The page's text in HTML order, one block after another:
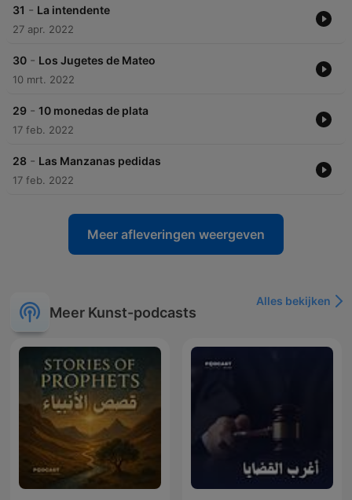
31 - La intendente
27 apr. 2022
30 - Los Jugetes de Mateo
10 mrt. 2022
29 - 10 monedas de plata
17 feb. 2022
28 - Las Manzanas pedidas
17 feb. 2022
Meer afleveringen weergeven
Meer Kunst-podcasts
Alles bekijken